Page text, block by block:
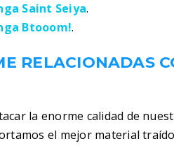
Saint Seiya.
Btooom!.
RELACIONADAS
la enorme calidad de
el mejor material